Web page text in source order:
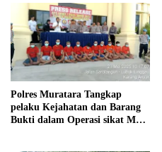
Polres Muratara Tangkap
pelaku Kejahatan dan Barang
Bukti dalam Operasi sikat Musi